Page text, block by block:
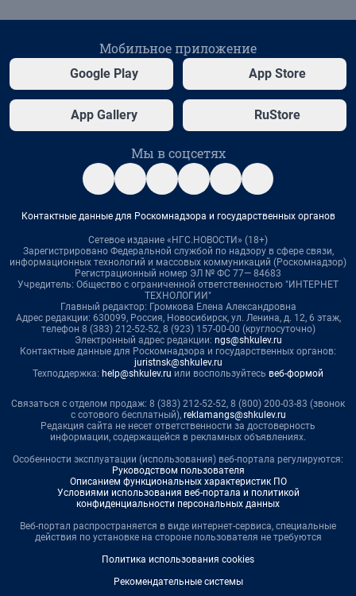
Мобильное приложение
Google Play App Store
App Gallery RuStore
Мы в соцсетях
Контактные данные для Роскомнадзора и государственных органов
Сетевое издание «НГС.НОВОСТИ» (18+)
Зарегистрировано Федеральной службой по надзору в сфере связи,
информационных технологий и массовых коммуникаций (Роскомнадзор)
Регистрационный номер ЭЛ № ФС 77— 84683
Учредитель: Общество с ограниченной ответственностью "ИНТЕРНЕТ
ТЕХНОЛОГИИ"
Главный редактор: Громкова Елена Александровна
Адрес редакции: 630099, Россия, Новосибирск, ул. Ленина, д. 12, 6 этаж,
телефон 8 (383) 212-52-52, 8 (923) 157-00-00 (круглосуточно)
Электронный адрес редакции: ngs@shkulev.ru
Контактные данные для Роскомнадзора и государственных органов:
juristnsk@shkulev.ru
Техподдержка: help@shkulev.ru или воспользуйтесь веб-формой
Связаться с отделом продаж: 8 (383) 212-52-52, 8 (800) 200-03-83 (звонок
с сотового бесплатный), reklamangs@shkulev.ru
Редакция сайта не несет ответственности за достоверность
информации, содержащейся в рекламных объявлениях.
Особенности эксплуатации (использования) веб-портала регулируются:
Руководством пользователя
Описанием функциональных характеристик ПО
Условиями использования веб-портала и политикой
конфиденциальности персональных данных
Веб-портал распространяется в виде интернет-сервиса, специальные
действия по установке на стороне пользователя не требуются
Политика использования cookies
Рекомендательные системы